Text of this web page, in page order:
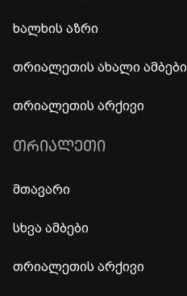
ხალხის აზრი
თრიალეთის ახალი ამბები
თრიალეთის არქივი
ᲗᲠᲘᲐᲚᲔᲗᲘ
მთავარი
სხვა ამბები
თრიალეთის არქივი